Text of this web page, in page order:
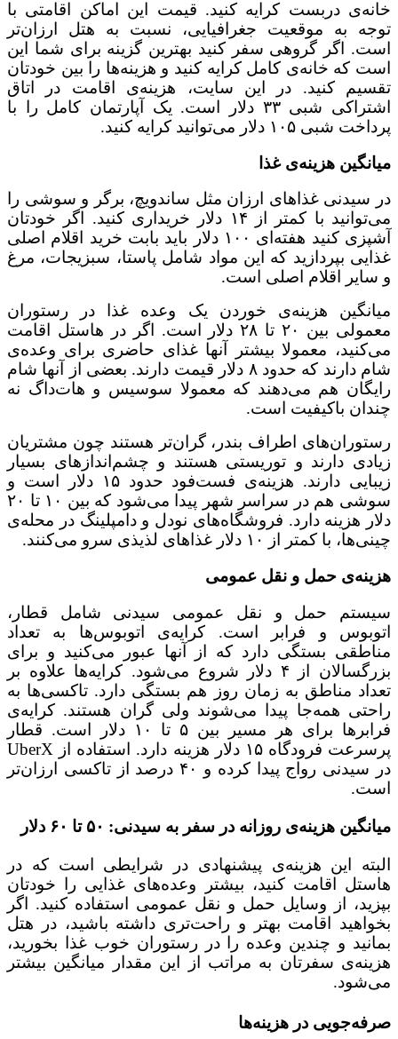
خانه‌ی دربست کرایه کنید. قیمت این اماکن اقامتی با
توجه به موقعیت جغرافیایی، نسبت به هتل ارزان‌تر
است. اگر گروهی سفر کنید بهترین گزینه برای شما این
است که خانه‌ی کامل کرایه کنید و هزینه‌ها را بین خودتان
تقسیم کنید. در این سایت، هزینه‌ی اقامت در اتاق
اشتراکی شبی ۳۳ دلار است. یک آپارتمان کامل را با
پرداخت شبی ۱۰۵ دلار می‌توانید کرایه کنید.
میانگین هزینه‌ی غذا
در سیدنی غذاهای ارزان مثل ساندویچ، برگر و سوشی را
می‌توانید با کمتر از ۱۴ دلار خریداری کنید. اگر خودتان
آشپزی کنید هفته‌ای ۱۰۰ دلار باید بابت خرید اقلام اصلی
غذایی بپردازید که این مواد شامل پاستا، سبزیجات، مرغ
و سایر اقلام اصلی است.
میانگین هزینه‌ی خوردن یک وعده غذا در رستوران
معمولی بین ۲۰ تا ۲۸ دلار است. اگر در هاستل اقامت
می‌کنید، معمولا بیشتر آنها غذای حاضری برای وعده‌ی
شام دارند که حدود ۸ دلار قیمت دارند. بعضی از آنها شام
رایگان هم می‌دهند که معمولا سوسیس و هات‌داگ نه
چندان باکیفیت است.
رستوران‌های اطراف بندر، گران‌تر هستند چون مشتریان
زیادی دارند و توریستی هستند و چشم‌اندازهای بسیار
زیبایی دارند. هزینه‌ی فست‌فود حدود ۱۵ دلار است و
سوشی هم در سراسر شهر پیدا می‌شود که بین ۱۰ تا ۲۰
دلار هزینه دارد. فروشگاه‌های نودل و دامپلینگ در محله‌ی
چینی‌ها، با کمتر از ۱۰ دلار غذاهای لذیذی سرو می‌کنند.
هزینه‌ی حمل و نقل عمومی
سیستم حمل و نقل عمومی سیدنی شامل قطار،
اتوبوس و فرابر است. کرایه‌ی اتوبوس‌ها به تعداد
مناطقی بستگی دارد که از آنها عبور می‌کنید و برای
بزرگسالان از ۴ دلار شروع می‌شود. کرایه‌ها علاوه بر
تعداد مناطق به زمان روز هم بستگی دارد. تاکسی‌ها به
راحتی همه‌جا پیدا می‌شوند ولی گران هستند. کرایه‌ی
فرابرها برای هر مسیر بین ۵ تا ۱۰ دلار است. قطار
پرسرعت فرودگاه ۱۵ دلار هزینه دارد. استفاده از UberX
در سیدنی رواج پیدا کرده و ۴۰ درصد از تاکسی ارزان‌تر
است.
میانگین هزینه‌ی روزانه در سفر به سیدنی: ۵۰ تا ۶۰ دلار
البته این هزینه‌ی پیشنهادی در شرایطی است که در
هاستل اقامت کنید، بیشتر وعده‌های غذایی را خودتان
بپزید، از وسایل حمل و نقل عمومی استفاده کنید. اگر
بخواهید اقامت بهتر و راحت‌تری داشته باشید، در هتل
بمانید و چندین وعده را در رستوران خوب غذا بخورید،
هزینه‌ی سفرتان به مراتب از این مقدار میانگین بیشتر
می‌شود.
صرفه‌جویی در هزینه‌ها